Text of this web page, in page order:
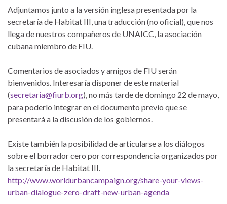
Adjuntamos junto a la versión inglesa presentada por la
secretaría de Habitat III, una traducción (no oficial), que nos
llega de nuestros compañeros de UNAICC, la asociación
cubana miembro de FIU.
Comentarios de asociados y amigos de FIU serán
bienvenidos. Interesaría disponer de este material
(secretaria@fiurb.org), no más tarde de domingo 22 de mayo,
para poderlo integrar en el documento previo que se
presentará a la discusión de los gobiernos.
Existe también la posibilidad de articularse a los diálogos
sobre el borrador cero por correspondencia organizados por
la secretaría de Habitat III.
http://www.worldurbancampaign.org/share-your-views-
urban-dialogue-zero-draft-new-urban-agenda